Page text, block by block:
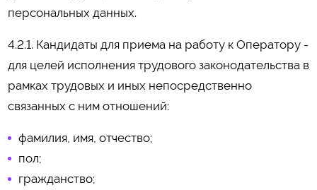
персональных данных.
4.2.1. Кандидаты для приема на работу к Оператору -
для целей исполнения трудового законодательства в
рамках трудовых и иных непосредственно
связанных с ним отношений:
фамилия, имя, отчество;
пол;
гражданство;